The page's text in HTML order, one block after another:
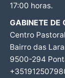
17:00 horas.
GABINETE DE
Centro
Bairro das
9500-294